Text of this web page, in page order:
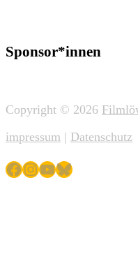
Sponsor*innen
Copyright © 2026
impressum | Datenschutz
Facebook
Instagram
YouTube
Bluesky